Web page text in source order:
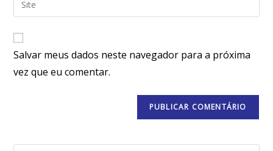
Salvar meus dados neste navegador para a próxima
vez que eu comentar.